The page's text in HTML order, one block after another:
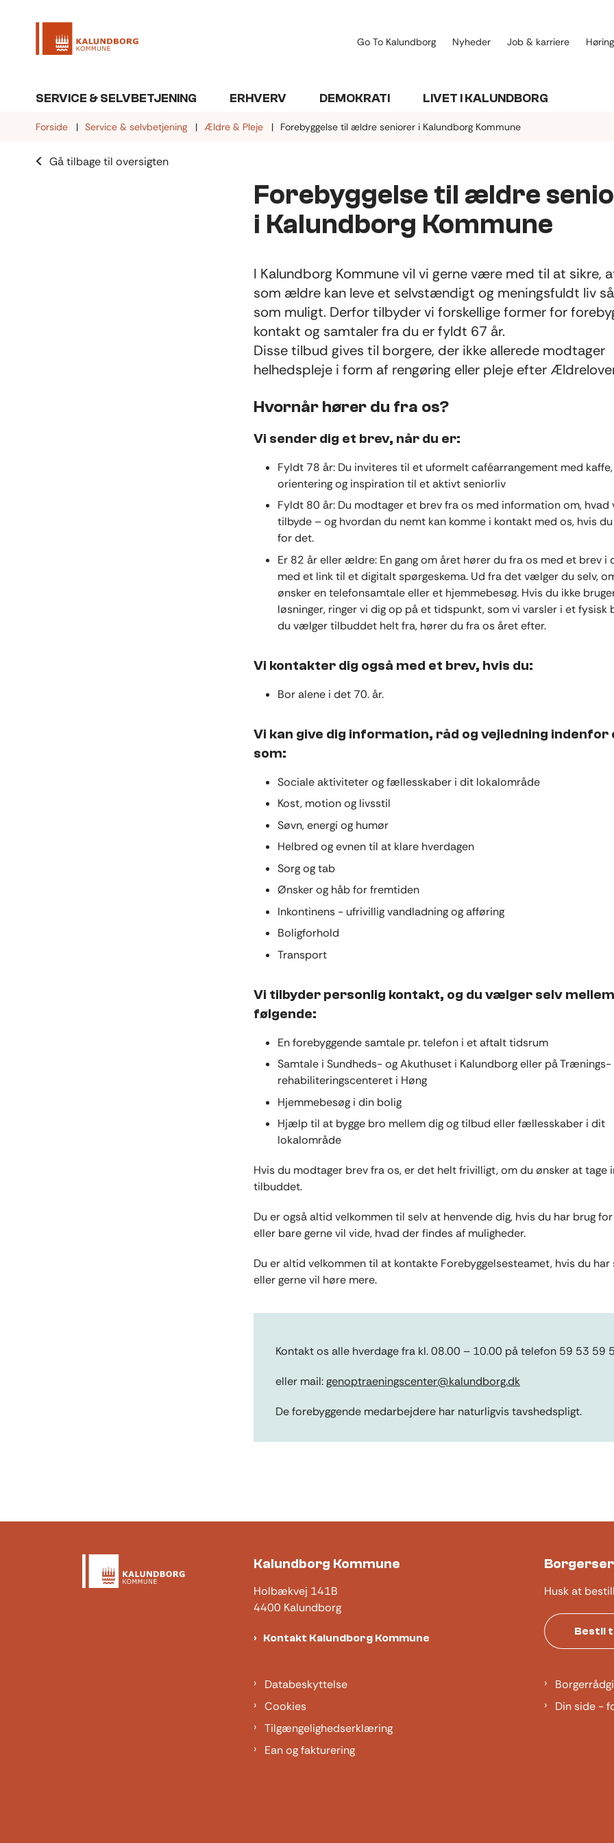
Go To Kalundborg Nyheder Job & karriere
SERVICE & SELVBETJENING ERHVERV DEMOKRATI LIVET I KALUNDBORG
Forside Service & selvbetjening Ældre & Pleje Forebyggelse til ældre seniorer i Kalundborg Kommune
Gå tilbage til oversigten
Forebyggelse til ældre
i Kalundborg Kommune
I Kalundborg Kommune vil vi gerne være med til at sikre,
som ældre kan leve et selvstændigt og meningsfuldt liv
som muligt. Derfor tilbyder vi forskellige former for
kontakt og samtaler fra du er fyldt 67 år.
Disse tilbud gives til borgere, der ikke allerede modtager
helhedspleje i form af rengøring eller pleje efter
Hvornår hører du fra os?
Vi sender dig et brev, når du er:
Fyldt 78 år: Du inviteres til et uformelt caféarrangement med
orientering og inspiration til et aktivt seniorliv
Fyldt 80 år: Du modtager et brev fra os med information om, hvad
tilbyde – og hvordan du nemt kan komme i kontakt med os, hvis
for det.
Er 82 år eller ældre: En gang om året hører du fra os med et brev i
med et link til et digitalt spørgeskema. Ud fra det vælger du selv,
ønsker en telefonsamtale eller et hjemmebesøg. Hvis du ikke
løsninger, ringer vi dig op på et tidspunkt, som vi varsler i et fysisk
du vælger tilbuddet helt fra, hører du fra os året efter.
Vi kontakter dig også med et brev, hvis du:
Bor alene i det 70. år.
Vi kan give dig information, råd og vejledning indenfor
som:
Sociale aktiviteter og fællesskaber i dit lokalområde
Kost, motion og livsstil
Søvn, energi og humør
Helbred og evnen til at klare hverdagen
Sorg og tab
Ønsker og håb for fremtiden
Inkontinens - ufrivillig vandladning og afføring
Boligforhold
Transport
Vi tilbyder personlig kontakt, og du vælger selv mellem
følgende:
En forebyggende samtale pr. telefon i et aftalt tidsrum
Samtale i Sundheds- og Akuthuset i Kalundborg eller på Trænings-
rehabiliteringscenteret i Høng
Hjemmebesøg i din bolig
Hjælp til at bygge bro mellem dig og tilbud eller fællesskaber i dit
lokalområde
Hvis du modtager brev fra os, er det helt frivilligt, om du ønsker at tage
tilbuddet.
Du er også altid velkommen til selv at henvende dig, hvis du har brug
eller bare gerne vil vide, hvad der findes af muligheder.
Du er altid velkommen til at kontakte Forebyggelsesteamet, hvis du har
eller gerne vil høre mere.
Kontakt os alle hverdage fra kl. 08.00 – 10.00 på telefon 59 53 59
eller mail:genoptraeningscenter@kalundborg.dk
De forebyggende medarbejdere har naturligvis tavshedspligt.
Kalundborg Kommune
Holbækvej 141B
4400 Kalundborg
Kontakt Kalundborg Kommune
Husk at
Bestil
Databeskyttelse
Cookies
Tilgængelighedserklæring
Ean og fakturering
Din side -